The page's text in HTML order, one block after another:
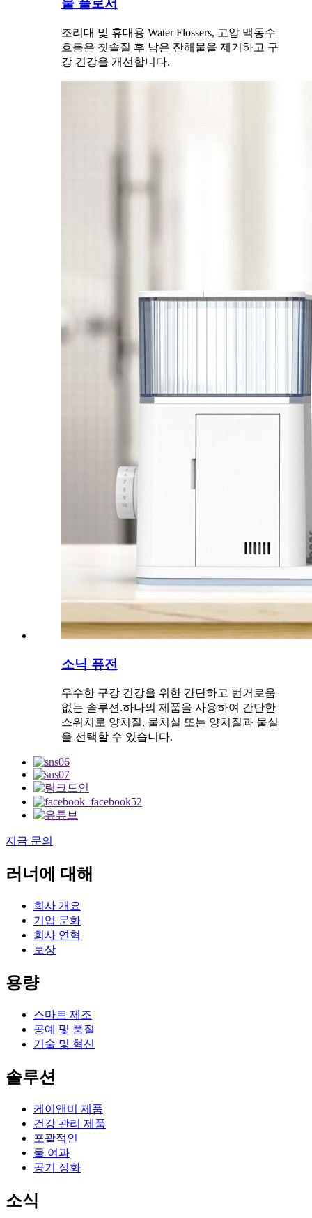
물 플로서
조리대 및 휴대용 Water Flossers, 고압 맥동수
흐름은 칫솔질 후 남은 잔해물을 제거하고 구
강 건강을 개선합니다.
소닉 퓨전
우수한 구강 건강을 위한 간단하고 번거로움
없는 솔루션.하나의 제품을 사용하여 간단한
스위치로 양치질, 물치실 또는 양치질과 물실
을 선택할 수 있습니다.
지금 문의
러너에 대해
회사 개요
기업 문화
회사 연혁
보상
용량
스마트 제조
공예 및 품질
기술 및 혁신
솔루션
케이앤비 제품
건강 관리 제품
포괄적인
물 여과
공기 정화
소식